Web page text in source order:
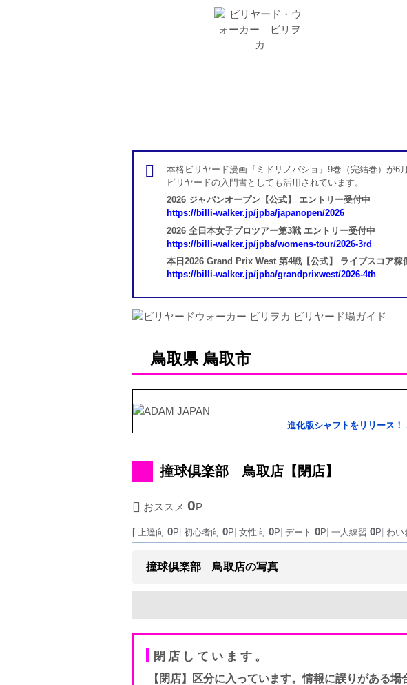
本格ビリヤード漫画『ミドリノバショ』9巻（完結巻）が6
ビリヤードの入門書としても活用されています。
2026 ジャパンオープン【公式】 エントリー受付中
https://billi-walker.jp/jpba/japanopen/2026
2026 全日本女子プロツアー第3戦 エントリー受付中
https://billi-walker.jp/jpba/womens-tour/2026-3rd
本日2026 Grand Prix West 第4戦【公式】 ライブスコア稼
https://billi-walker.jp/jpba/grandprixwest/2026-4th
鳥取県 鳥取市
進化版シャフトをリリース
撞球倶楽部 鳥取店 【閉店】
おススメ 0P
[ 上達向 0P| 初心者向 0P| 女性向 0P| デート 0P| 一人練習 0P| わい
撞球倶楽部 鳥取店の写真
閉店しています。
【閉店】区分に入っています。情報に誤りがある場